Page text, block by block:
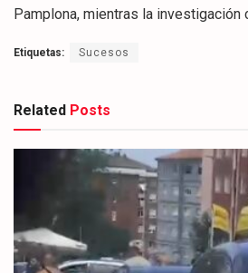
Pamplona, mientras la investigación
Etiquetas: Sucesos
Related Posts